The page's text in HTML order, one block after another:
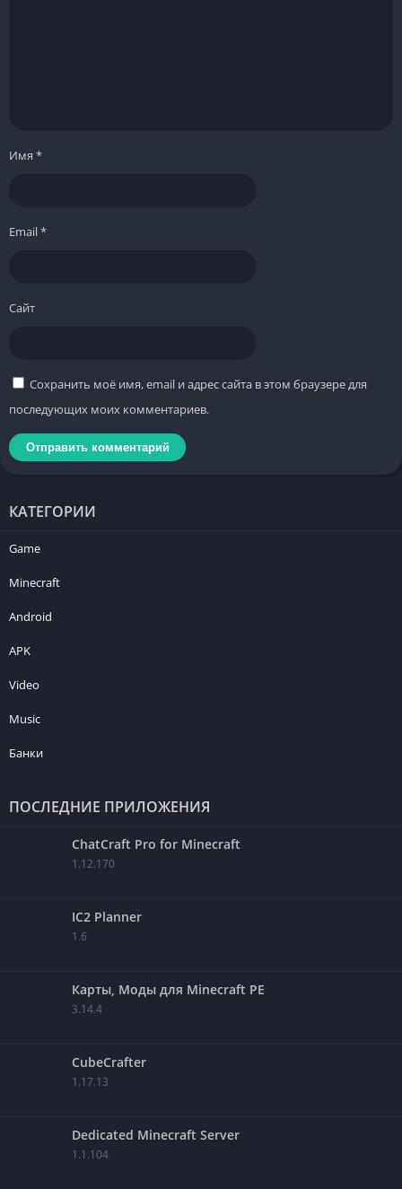
Имя *
Email*
Сайт
Сохранить моё имя, email и адрес сайта в этом браузере для
последующих моих комментариев.
КАТЕГОРИИ
Game
Minecraft
Android
APK
Video
Music
Банки
ПОСЛЕДНИЕ ПРИЛОЖЕНИЯ
ChatCraft Pro for Minecraft
1.12.170
IC2 Planner
1.6
Карты, Моды для Minecraft PE
3.14.4
CubeCrafter
1.17.13
Dedicated Minecraft Server
1.1.104